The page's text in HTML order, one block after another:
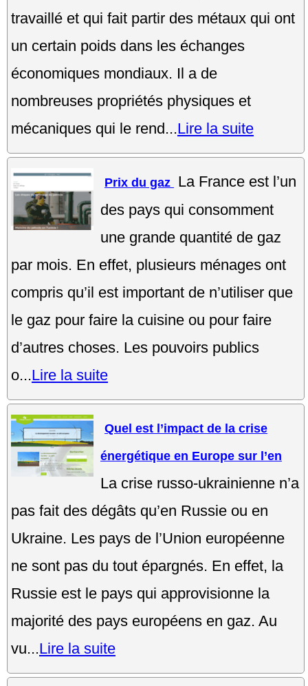
travaillé et qui fait partir des métaux qui ont
un certain poids dans les échanges
économiques mondiaux. Il a de
nombreuses propriétés physiques et
mécaniques qui le rend...Lire la suite
Prix du gaz La France est l’un
des pays qui consomment
une grande quantité de gaz
par mois. En effet, plusieurs ménages ont
compris qu’il est important de n’utiliser que
le gaz pour faire la cuisine ou pour faire
d’autres choses. Les pouvoirs publics
o...Lire la suite
Quel est l’impact de la crise
énergétique en Europe sur l’en
La crise russo-ukrainienne n’a
pas fait des dégâts qu’en Russie ou en
Ukraine. Les pays de l’Union européenne
ne sont pas du tout épargnés. En effet, la
Russie est le pays qui approvisionne la
majorité des pays européens en gaz. Au
vu...Lire la suite